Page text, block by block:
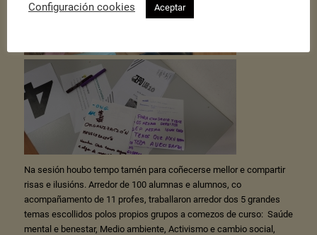
Na sesión houbo tempo tamén para coñecerse mellor e compartir
risas e ilusións. Arredor de 100 alumnas e alumnos, co
acompañamento de 11 profes, traballaron arredor dos 5 grandes
temas escollidos polos propios grupos a comezos de curso: Saúde
mental e benestar, Medio ambiente, Activismo e cambio social,
Configuración cookies Aceptar